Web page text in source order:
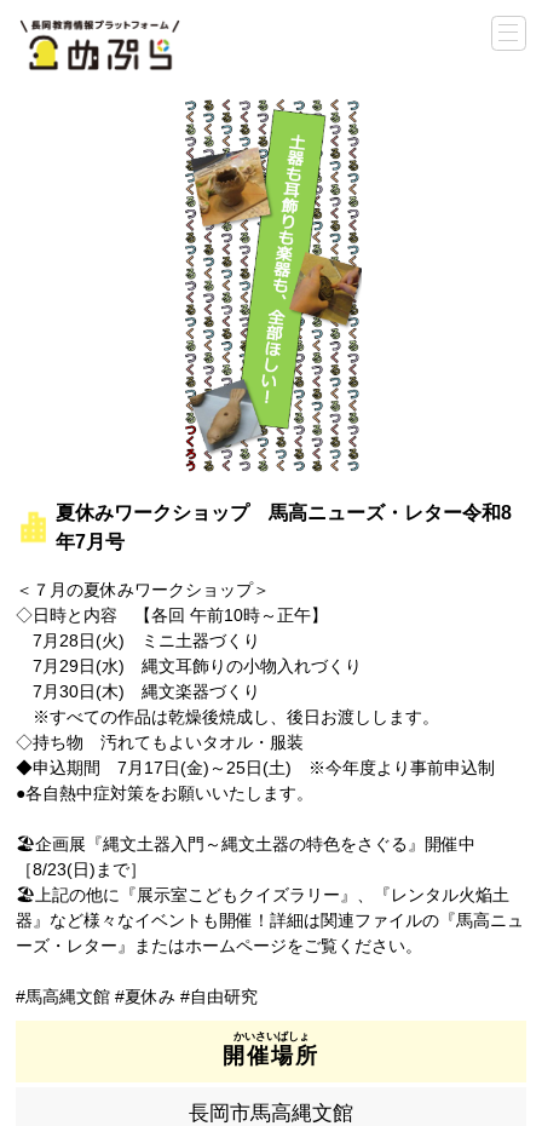
夏休みワークショップ 馬高ニューズ・レター令和8
年7月号
＜７月の夏休みワークショップ＞
◇日時と内容 【各回 午前10時～正午】
7月28日(火) ミニ土器づくり
7月29日(水) 縄文耳飾りの小物入れづくり
7月30日(木) 縄文楽器づくり
※すべての作品は乾燥後焼成し、後日お渡しします。
◇持ち物 汚れてもよいタオル・服装
◆申込期間 7月17日(金)～25日(土) ※今年度より事前申込制
●各自熱中症対策をお願いいたします。
🏖企画展『縄文土器入門～縄文土器の特色をさぐる』開催中
［8/23(日)まで］
🏖上記の他に『展示室こどもクイズラリー』、『レンタル火焔土
器』など様々なイベントも開催！詳細は関連ファイルの『馬高ニュ
ーズ・レター』またはホームページをご覧ください。
#馬高縄文館 #夏休み #自由研究
開催場所
長岡市馬高縄文館